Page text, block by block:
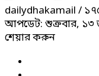
dailydhakamail /
আপডেট: শুক্রবার, ১৩
শেয়ার করুন